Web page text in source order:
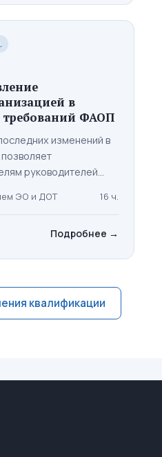
в
требований ФАОП
изменений в
руководителей
их
ЭО и ДОТ 16 ч.
Подробнее →
квалификации